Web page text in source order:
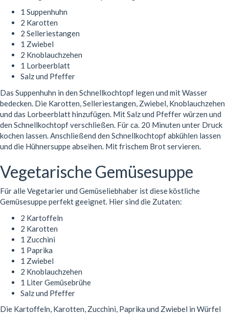
1 Suppenhuhn
2 Karotten
2 Selleriestangen
1 Zwiebel
2 Knoblauchzehen
1 Lorbeerblatt
Salz und Pfeffer
Das Suppenhuhn in den Schnellkochtopf legen und mit Wasser
bedecken. Die Karotten, Selleriestangen, Zwiebel, Knoblauchzehen
und das Lorbeerblatt hinzufügen. Mit Salz und Pfeffer würzen und
den Schnellkochtopf verschließen. Für ca. 20 Minuten unter Druck
kochen lassen. Anschließend den Schnellkochtopf abkühlen lassen
und die Hühnersuppe abseihen. Mit frischem Brot servieren.
Vegetarische Gemüsesuppe
Für alle Vegetarier und Gemüseliebhaber ist diese köstliche
Gemüsesuppe perfekt geeignet. Hier sind die Zutaten:
2 Kartoffeln
2 Karotten
1 Zucchini
1 Paprika
1 Zwiebel
2 Knoblauchzehen
1 Liter Gemüsebrühe
Salz und Pfeffer
Die Kartoffeln, Karotten, Zucchini, Paprika und Zwiebel in Würfel